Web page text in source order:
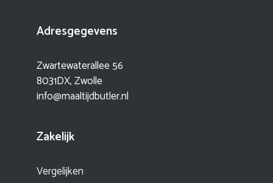
Adresgegevens
Zwartewaterallee 56
8031DX, Zwolle
info@maaltijdbutler.nl
Zakelijk
Vergelijken